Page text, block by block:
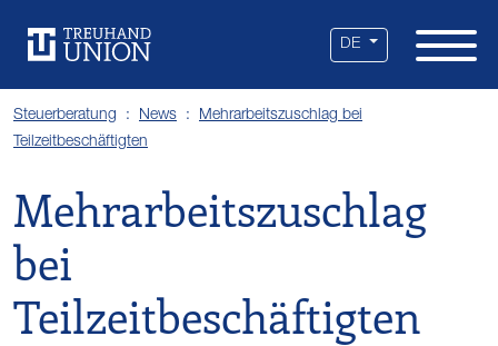
DE
Steuerberatung News
Mehrarbeitszuschlag bei
Teilzeitbeschäftigten
Mehrarbeitszuschlag
bei
Teilzeitbeschäftigten